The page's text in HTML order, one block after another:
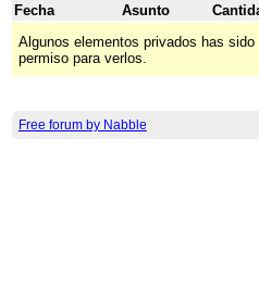
Fecha
Asunto
Algunos elementos privados has
permiso para verlos.
Free forum by Nabble